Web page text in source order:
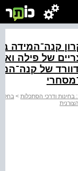
של
ודרכי הסתכלות >